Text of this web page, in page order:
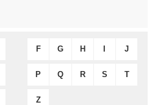
F G H J
P Q R S T
Z